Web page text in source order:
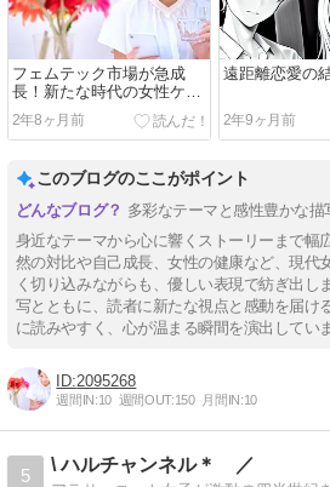
フェムテック市場が急成
長！新たな時代の女性ケア
に注目
2年8ヶ月前
遠距離恋愛の
2年9ヶ月前
このブログのここがポイント
多彩なテーマと感性豊かな描
身近なテーマから心に響くストーリーまで幅
然の対比や自己成長、女性の健康など、現代
く切り込みながらも、優しい表現で紡ぎ出し
写とともに、読者に新たな視点と感動を届け
に読みやすく、心が温まる瞬間を演出していま
2095268
週間IN:10 週間OUT:150 月間IN:10
5
\ ハルチャンネル＊ ／